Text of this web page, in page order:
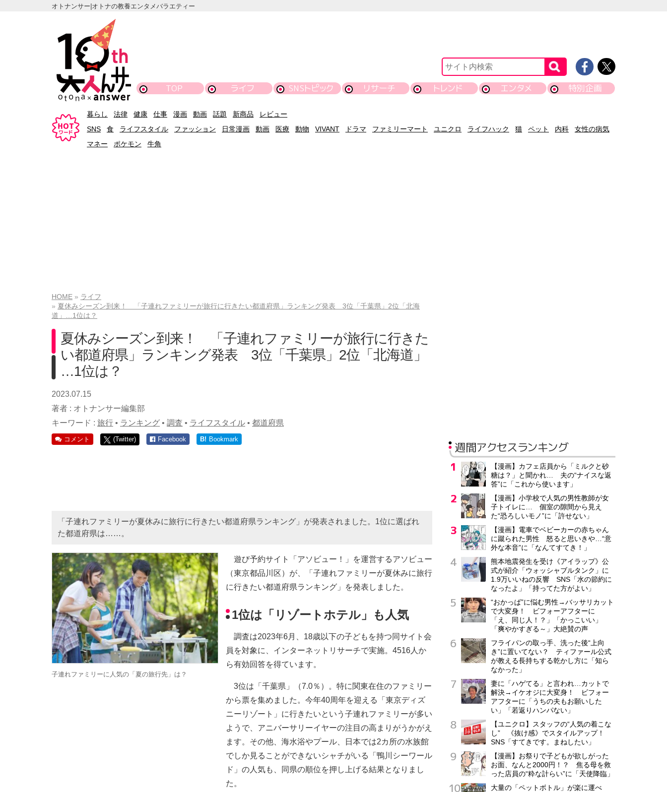
オトナンサー|オトナの教養エンタメバラエティー
TOP ライフ SNSトピック リサーチ トレンド エンタメ 特別企画
暮らし 法律 健康 仕事 漫画 動画 話題 新商品
レビュー
SNS
食 ライフスタイル ファッション 日常漫画 動画 医療 動物 VIVANT ドラマ ファミリーマート ユニクロ ライフハック 猫 ペット 内科
女性の病気
マネー
ポケモン 牛角
HOME
ライフ
夏休みシーズン到来！ 「子連れファミリーが旅行に行きたい都道府県」ランキング発表 3位「千葉県」2位「北海
道」…1位は？
夏休みシーズン到来！ 「子連れファミリーが旅行に行きた
い都道府県」ランキング発表 3位「千葉県」2位「北海道」
…1位は？
2023.07.15
著者 : オトナンサー編集部
キーワード : 旅行 • ランキング • 調査 • ライフスタイル • 都道府県
コメント (Twitter) Facebook B! Bookmark
「子連れファミリーが夏休みに旅行に行きたい都道府県ランキング」が発表されました。1位に選ばれ
た都道府県は……。
子連れファミリーに人気の「夏の旅行先」は？
遊び予約サイト「アソビュー！」を運営するアソビュー
（東京都品川区）が、「子連れファミリーが夏休みに旅行
に行きたい都道府県ランキング」を発表しました。
1位は「リゾートホテル」も人気
調査は2023年6月、18歳以下の子どもを持つ同サイト会
員を対象に、インターネットリサーチで実施。4516人か
ら有効回答を得ています。
3位は「千葉県」（7.0％）。特に関東在住のファミリー
から票を集めました。今年40周年を迎える「東京ディズ
ニーリゾート」に行きたいという子連れファミリーが多い
ようで、アニバーサリーイヤーの注目の高まりがうかがえ
ます。その他、海水浴やプール、日本では2カ所の水族館
でしか見ることができないシャチがいる「鴨川シーワール
ド」の人気も、同県の順位を押し上げる結果となりまし
た。
週間アクセスランキング
【漫画】カフェ店員から「ミルクと砂
糖は？」と聞かれ… 夫の“ナイスな返
答”に「これから使います」
【漫画】小学校で人気の男性教師が女
子トイレに… 個室の隙間から見え
た“恐ろしいモノ”に「許せない」
【漫画】電車でベビーカーの赤ちゃん
に蹴られた男性 怒ると思いきや…“意
外な本音”に「なんてすてき！」
熊本地震発生を受け《アイラップ》公
式が紹介「ウォッシャブルタンク」に
1.9万いいねの反響 SNS「水の節約に
なったよ」「持ってた方がよい」
“おかっぱ”に悩む男性→バッサリカット
で大変身！ ビフォーアフターに
「え、同じ人！？」「かっこいい」
「爽やかすぎる～」大絶賛の声
フライパンの取っ手、洗った後“上向
き”に置いてない？ ティファール公式
が教える長持ちする乾かし方に「知ら
なかった」
妻に「ハゲてる」と言われ…カットで
解決→イケオジに大変身！ ビフォー
アフターに「うちの夫もお願いした
い」「若返りハンパない」
【ユニクロ】スタッフの“人気の着こな
し” 《抜け感》でスタイルアップ！
SNS「すてきです。まねしたい」
【漫画】お祭りで子どもが欲しがった
お面、なんと2000円！？ 焦る母を救
った店員の“粋な計らい”に「天使降臨」
大量の「ペットボトル」が楽に運べ